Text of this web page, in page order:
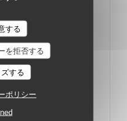
する
を拒否する
する
ポリシー
Saint-Quay-Portrieux.
cotes-
le-cafe-de-la-plage-
Plage